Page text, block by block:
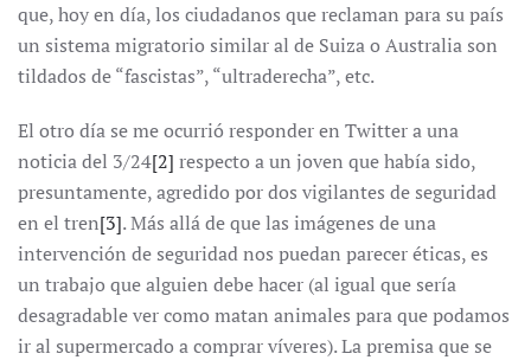
que, hoy en día, los ciudadanos que reclaman para su país
un sistema migratorio similar al de Suiza o Australia son
tildados de “fascistas”, “ultraderecha”, etc.
El otro día se me ocurrió responder en Twitter a una
noticia del 3/24[2] respecto a un joven que había sido,
presuntamente, agredido por dos vigilantes de seguridad
en el tren[3]. Más allá de que las imágenes de una
intervención de seguridad nos puedan parecer éticas, es
un trabajo que alguien debe hacer (al igual que sería
desagradable ver como matan animales para que podamos
ir al supermercado a comprar víveres). La premisa que se